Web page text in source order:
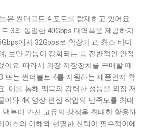
은 썬더볼트 4 포트를 탑재하고 있어요.
3와 동일한 40Gbps 대역폭을 제공하지
에서 32Gbps로 확장되고, 최소 비디
, 보안 기능이 강화되는 등 전반적인 안정
어요. 따라서 외장 저장장치를 구매할 때
또는 썬더볼트 4를 지원하는 제품인지 확
. 이를 통해 맥북의 강력한 성능을 외장 저
어와 4K 영상 편집 작업의 만족도를 최대
맥북이 가진 고유의 장점을 최대한 활용하
이스의 이해와 현명한 선택이 필수적이에